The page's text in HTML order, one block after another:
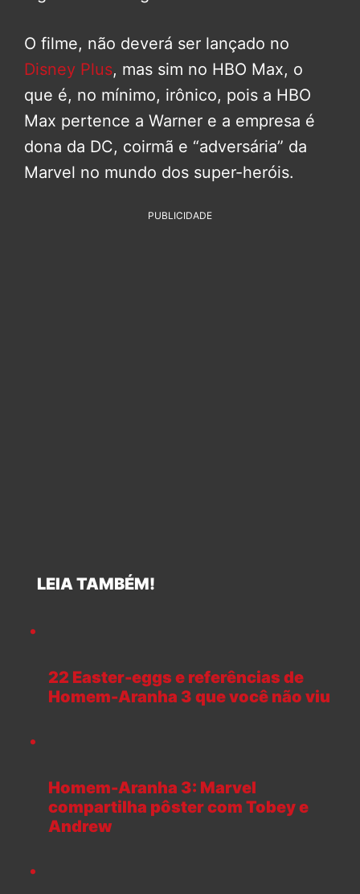
O filme, não deverá ser lançado no
Disney Plus, mas sim no HBO Max, o
que é, no mínimo, irônico, pois a HBO
Max pertence a Warner e a empresa é
dona da DC, coirmã e “adversária” da
Marvel no mundo dos super-heróis.
PUBLICIDADE
LEIA TAMBÉM!
22 Easter-eggs e referências de
Homem-Aranha 3 que você não viu
Homem-Aranha 3: Marvel
compartilha pôster com Tobey e
Andrew